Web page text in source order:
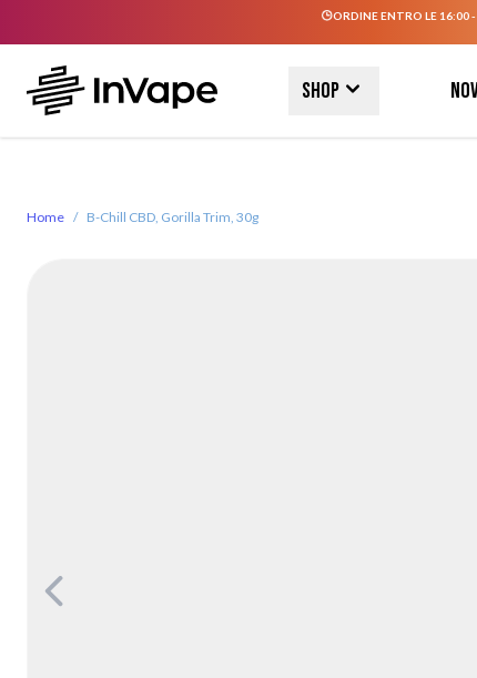
ORDINE ENTRO LE 16:00
Shop
Home / B-Chill CBD, Gorilla Trim, 30g